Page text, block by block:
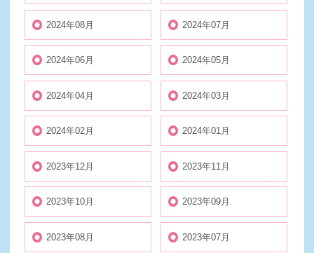
2024年08月 2024年07月
2024年06月 2024年05月
2024年04月 2024年03月
2024年02月 2024年01月
2023年12月 2023年11月
2023年10月 2023年09月
2023年08月 2023年07月